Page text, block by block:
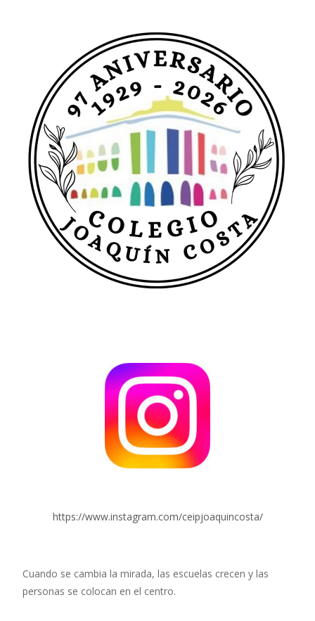
https://www.instagram.com/ceipjoaquincosta/
Cuando se cambia la mirada, las escuelas crecen y las
personas se colocan en el centro.